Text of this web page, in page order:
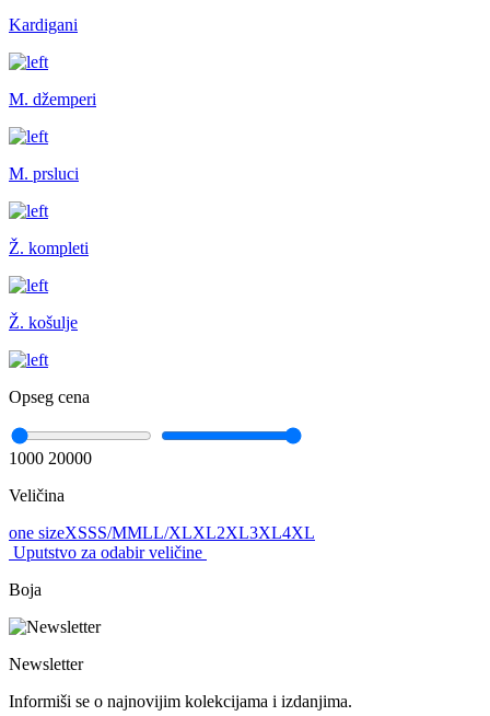
Kardigani
M. džemperi
M. prsluci
Ž. kompleti
Ž. košulje
Opseg cena
1000 20000
Veličina
one sizeXSSS/MMLL/XLXL2XL3XL4XL
Uputstvo za odabir veličine
Boja
Newsletter
Informiši se o najnovijim kolekcijama i izdanjima.